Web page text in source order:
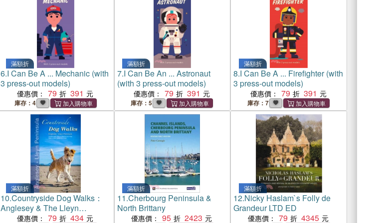
滿額折
6.I Can Be A ... Mechanic (with
3 press-out models)
優惠價： 79 391
庫存：4
滿額折
7.I Can Be An ... Astronaut
(with 3 press-out models)
優惠價： 79 391
庫存：5
滿額折
8.I Can Be A ... Firefighter (with
3 press-out models)
優惠價： 79 391
庫存：7
滿額折
10.Countryside Dog Walks：
Anglesey & The Lleyn
Peninsula
優惠價： 79 434
滿額折
11.Cherbourg Peninsula &
North Brittany
優惠價： 95 2423
滿額折
12.Nicky Haslam`s Folly de
Grandeur LTD ED
優惠價： 79 4345